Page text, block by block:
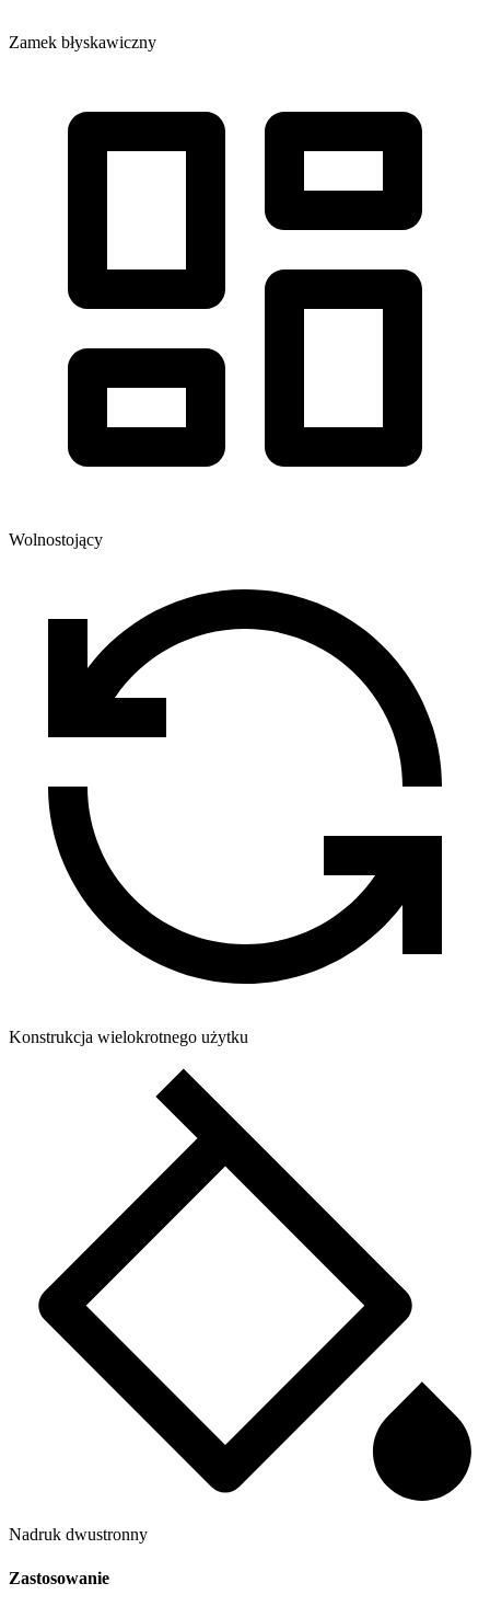
Zamek błyskawiczny
Wolnostojący
Konstrukcja wielokrotnego użytku
Nadruk dwustronny
Zastosowanie